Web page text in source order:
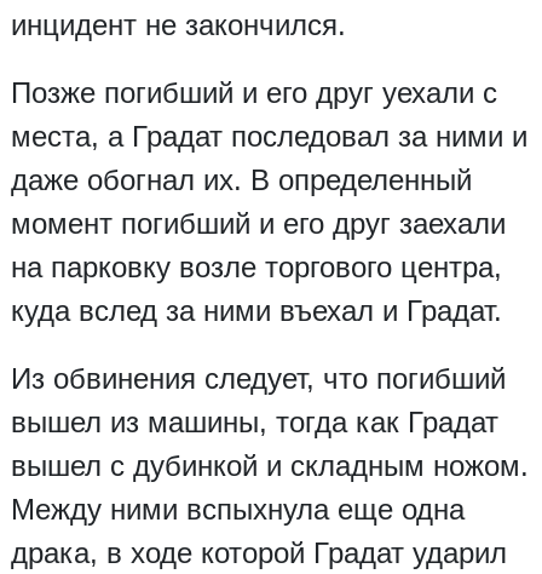
инцидент не закончился.
Позже погибший и его друг уехали с
места, а Градат последовал за ними и
даже обогнал их. В определенный
момент погибший и его друг заехали
на парковку возле торгового центра,
куда вслед за ними въехал и Градат.
Из обвинения следует, что погибший
вышел из машины, тогда как Градат
вышел с дубинкой и складным ножом.
Между ними вспыхнула еще одна
драка, в ходе которой Градат ударил